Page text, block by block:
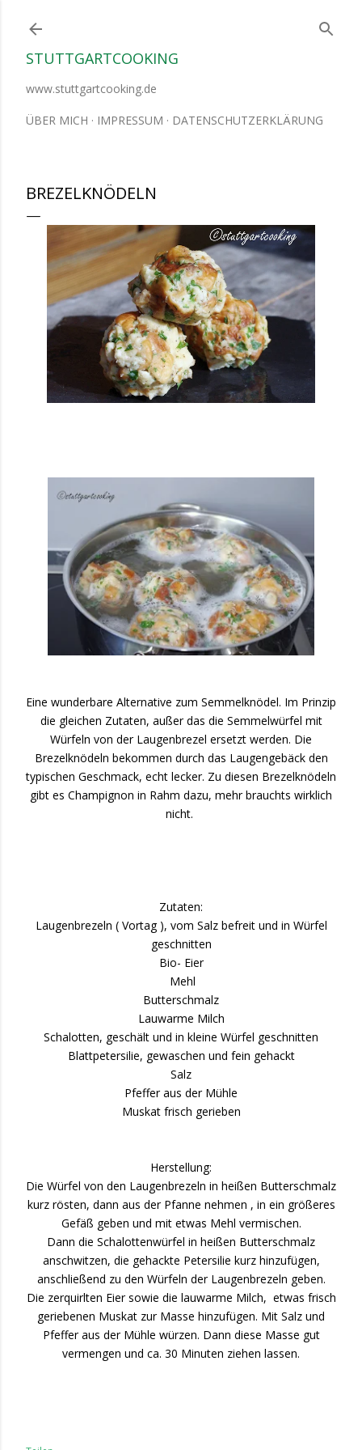
STUTTGARTCOOKING
www.stuttgartcooking.de
ÜBER MICH IMPRESSUM DATENSCHUTZERKLÄRUNG
BREZELKNÖDELN
Eine wunderbare Alternative zum Semmelknödel. Im Prinzip
die gleichen Zutaten, außer das die Semmelwürfel mit
Würfeln von der Laugenbrezel ersetzt werden. Die
Brezelknödeln bekommen durch das Laugengebäck den
typischen Geschmack, echt lecker. Zu diesen Brezelknödeln
gibt es Champignon in Rahm dazu, mehr brauchts wirklich
nicht.
Zutaten:
Laugenbrezeln ( Vortag ), vom Salz befreit und in Würfel
geschnitten
Bio- Eier
Mehl
Butterschmalz
Lauwarme Milch
Schalotten, geschält und in kleine Würfel geschnitten
Blattpetersilie, gewaschen und fein gehackt
Salz
Pfeffer aus der Mühle
Muskat frisch gerieben
Herstellung:
Die Würfel von den Laugenbrezeln in heißen Butterschmalz
kurz rösten, dann aus der Pfanne nehmen , in ein größeres
Gefäß geben und mit etwas Mehl vermischen.
Dann die Schalottenwürfel in heißen Butterschmalz
anschwitzen, die gehackte Petersilie kurz hinzufügen,
anschließend zu den Würfeln der Laugenbrezeln geben.
Die zerquirlten Eier sowie die lauwarme Milch, etwas frisch
geriebenen Muskat zur Masse hinzufügen. Mit Salz und
Pfeffer aus der Mühle würzen. Dann diese Masse gut
vermengen und ca. 30 Minuten ziehen lassen.